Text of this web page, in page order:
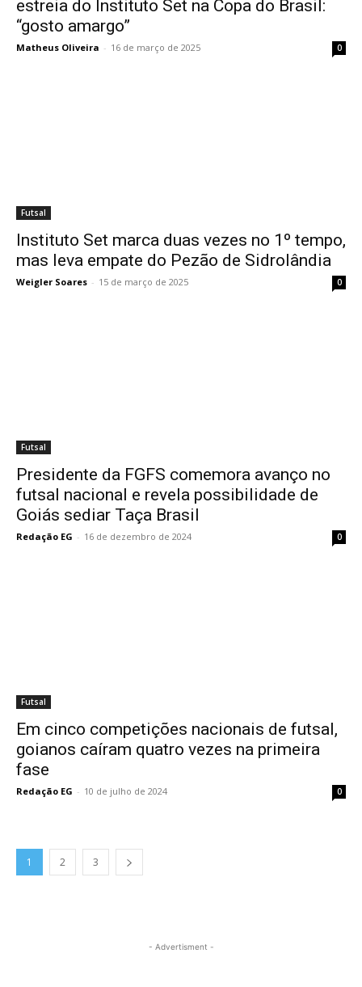
estreia do Instituto Set na Copa do Brasil:
“gosto amargo”
Matheus Oliveira - 16 de março de 2025 0
Futsal
Instituto Set marca duas vezes no 1º tempo,
mas leva empate do Pezão de Sidrolândia
Weigler Soares - 15 de março de 2025 0
Futsal
Presidente da FGFS comemora avanço no
futsal nacional e revela possibilidade de
Goiás sediar Taça Brasil
Redação EG - 16 de dezembro de 2024 0
Futsal
Em cinco competições nacionais de futsal,
goianos caíram quatro vezes na primeira
fase
Redação EG - 10 de julho de 2024 0
1 2 3
- Advertisment -